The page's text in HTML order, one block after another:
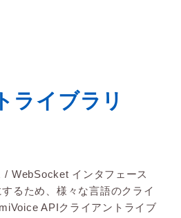
ライブラリ
/ WebSocket インタフェース
るため、様々な言語のクライ
APIクライアントライブ